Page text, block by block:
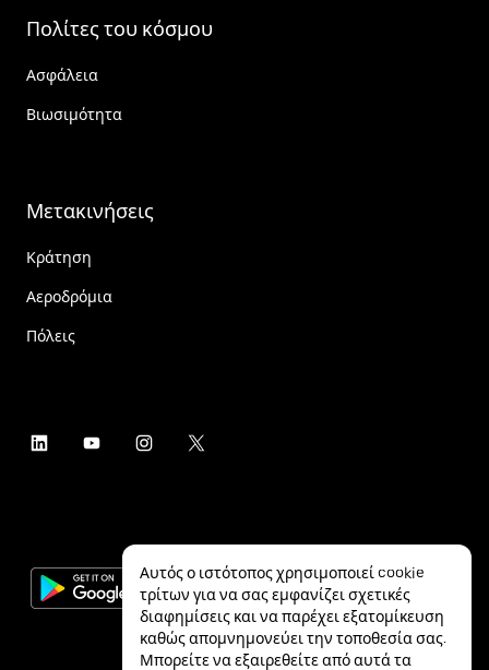
Πολίτες του κόσμου
Ασφάλεια
Βιωσιμότητα
Μετακινήσεις
Κράτηση
Αεροδρόμια
Πόλεις
Αυτός ο ιστότοπος χρησιμοποιεί cookie
τρίτων για να σας εμφανίζει σχετικές
διαφημίσεις και να παρέχει εξατομίκευση
καθώς απομνημονεύει την τοποθεσία σας.
Μπορείτε να εξαιρεθείτε από αυτά τα